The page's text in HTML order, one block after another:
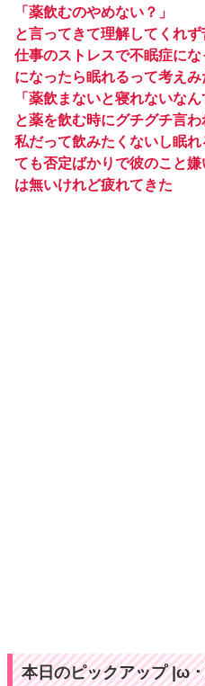
「薬飲むのやめない？」
と言ってきて理解してくれ
仕事のストレスで不眠症に
になったら眠れるって考えみ
「薬飲まないと寝れないなん
と薬を飲む時にグチグチ言
私だって飲みたくないし眠
ても否定ばかりで彼のこと
は無いけれど疲れてきた
本日のピックアップ |ω